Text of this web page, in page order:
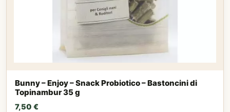
Bunny – Enjoy – Snack Probiotico – Bastoncini di
Topinambur 35 g
7,50 €